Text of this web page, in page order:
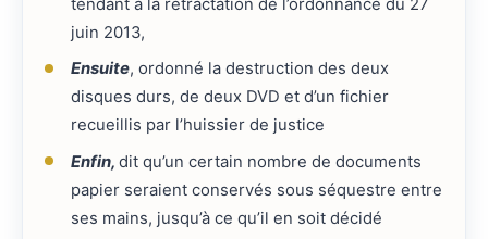
tendant à la rétractation de l’ordonnance du 27
juin 2013,
Ensuite, ordonné la destruction des deux
disques durs, de deux DVD et d’un fichier
recueillis par l’huissier de justice
Enfin, dit qu’un certain nombre de documents
papier seraient conservés sous séquestre entre
ses mains, jusqu’à ce qu’il en soit décidé